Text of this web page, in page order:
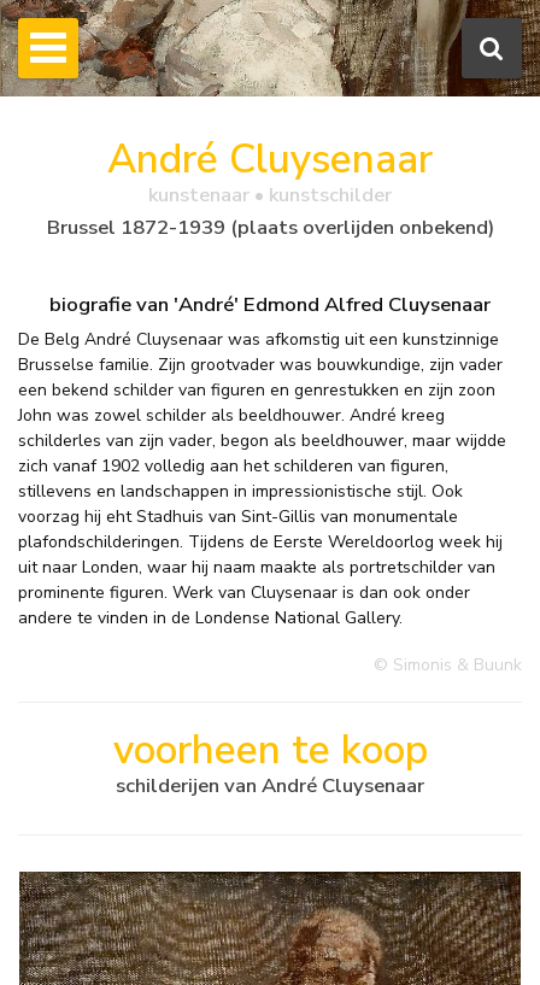
André Cluysenaar
kunstenaar • kunstschilder
Brussel 1872-1939 (plaats overlijden onbekend)
biografie van 'André' Edmond Alfred Cluysenaar
De Belg André Cluysenaar was afkomstig uit een kunstzinnige
Brusselse familie. Zijn grootvader was bouwkundige, zijn vader
een bekend schilder van figuren en genrestukken en zijn zoon
John was zowel schilder als beeldhouwer. André kreeg
schilderles van zijn vader, begon als beeldhouwer, maar wijdde
zich vanaf 1902 volledig aan het schilderen van figuren,
stillevens en landschappen in impressionistische stijl. Ook
voorzag hij eht Stadhuis van Sint-Gillis van monumentale
plafondschilderingen. Tijdens de Eerste Wereldoorlog week hij
uit naar Londen, waar hij naam maakte als portretschilder van
prominente figuren. Werk van Cluysenaar is dan ook onder
andere te vinden in de Londense National Gallery.
© Simonis & Buunk
voorheen te koop
schilderijen van André Cluysenaar